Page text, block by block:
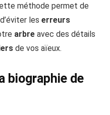
méthode permet de
les erreurs
arbre avec des détails
de vos aïeux.
biographie de